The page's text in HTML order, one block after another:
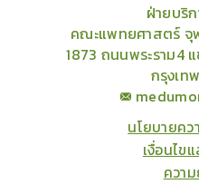
ฝ่ายบริ
คณะแพทยศาสตร์ จุ
1873 ถนนพระราม4
กรุงเท
นโยบายค
เงื่อนไข
ควา